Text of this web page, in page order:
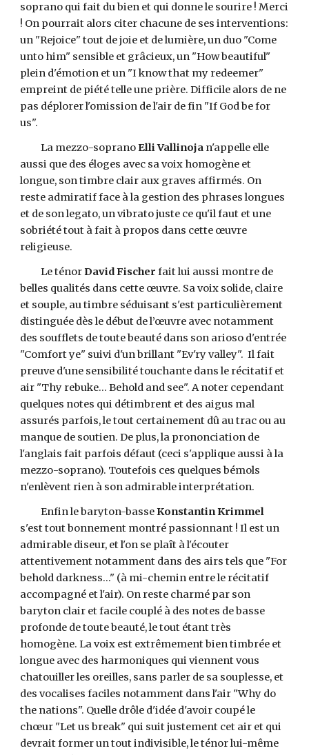
soprano qui fait du bien et qui donne le sourire ! Merci
! On pourrait alors citer chacune de ses interventions:
un "Rejoice" tout de joie et de lumière, un duo "Come
unto him" sensible et grâcieux, un "How beautiful"
plein d'émotion et un "I know that my redeemer"
empreint de piété telle une prière. Difficile alors de ne
pas déplorer l'omission de l'air de fin "If God be for
us".
La mezzo-sopranoElli Vallinoja n'appelle elle
aussi que des éloges avec sa voix homogène et
longue, son timbre clair aux graves affirmés. On
reste admiratif face à la gestion des phrases longues
et de son legato, un vibrato juste ce qu'il faut et une
sobriété tout à fait à propos dans cette œuvre
religieuse.
Le ténorDavid Fischer fait lui aussi montre de
belles qualités dans cette œuvre. Sa voix solide, claire
et souple, au timbre séduisant s'est particulièrement
distinguée dès le début de l’œuvre avec notamment
des soufflets de toute beauté dans son arioso d'entrée
"Comfort ye" suivi d'un brillant "Ev'ry valley". Il fait
preuve d'une sensibilité touchante dans le récitatif et
air "Thy rebuke... Behold and see". A noter cependant
quelques notes qui détimbrent et des aigus mal
assurés parfois, le tout certainement dû au trac ou au
manque de soutien. De plus, la prononciation de
l'anglais fait parfois défaut (ceci s'applique aussi à la
mezzo-soprano). Toutefois ces quelques bémols
n'enlèvent rien à son admirable interprétation.
Enfin le baryton-basseKonstantin Krimmel
s'est tout bonnement montré passionnant ! Il est un
admirable diseur, et l'on se plaît à l'écouter
attentivement notamment dans des airs tels que "For
behold darkness..." (à mi-chemin entre le récitatif
accompagné et l'air). On reste charmé par son
baryton clair et facile couplé à des notes de basse
profonde de toute beauté, le tout étant très
homogène. La voix est extrêmement bien timbrée et
longue avec des harmoniques qui viennent vous
chatouiller les oreilles, sans parler de sa souplesse, et
des vocalises faciles notamment dans l'air "Why do
the nations". Quelle drôle d'idée d'avoir coupé le
chœur "Let us break" qui suit justement cet air et qui
devrait former un tout indivisible, le ténor lui-même